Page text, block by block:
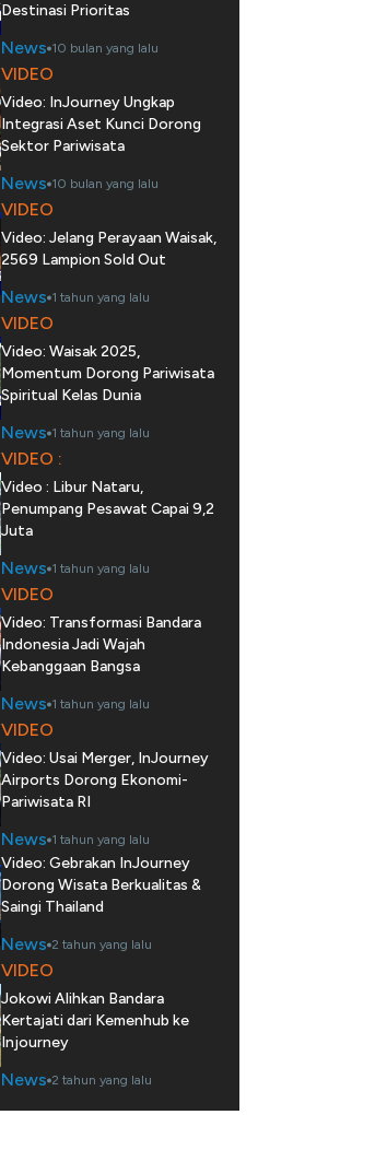
Destinasi Prioritas
News 10 bulan yang lalu
VIDEO
Video: InJourney Ungkap
Integrasi Aset Kunci Dorong
Sektor Pariwisata
News 10 bulan yang lalu
VIDEO
Video: Jelang Perayaan Waisak,
2569 Lampion Sold Out
News 1 tahun yang lalu
VIDEO
Video: Waisak 2025,
Momentum Dorong Pariwisata
Spiritual Kelas Dunia
News 1 tahun yang lalu
VIDEO :
Video : Libur Nataru,
Penumpang Pesawat Capai 9,2
Juta
News 1 tahun yang lalu
VIDEO
Video: Transformasi Bandara
Indonesia Jadi Wajah
Kebanggaan Bangsa
News 1 tahun yang lalu
VIDEO
Video: Usai Merger, InJourney
Airports Dorong Ekonomi-
Pariwisata RI
News 1 tahun yang lalu
Video: Gebrakan InJourney
Dorong Wisata Berkualitas &
Saingi Thailand
News 2 tahun yang lalu
VIDEO
Jokowi Alihkan Bandara
Kertajati dari Kemenhub ke
Injourney
News 2 tahun yang lalu